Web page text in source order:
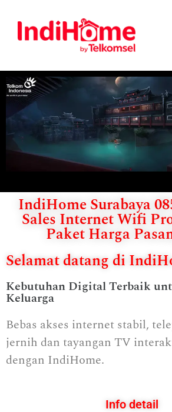
IndiHome Surabaya
Sales Internet Wifi
Paket Harga
Selamat datang di
Kebutuhan Digital Terbaik
Keluarga
Bebas akses internet stabil,
jernih dan tayangan TV
dengan IndiHome.
Info detail